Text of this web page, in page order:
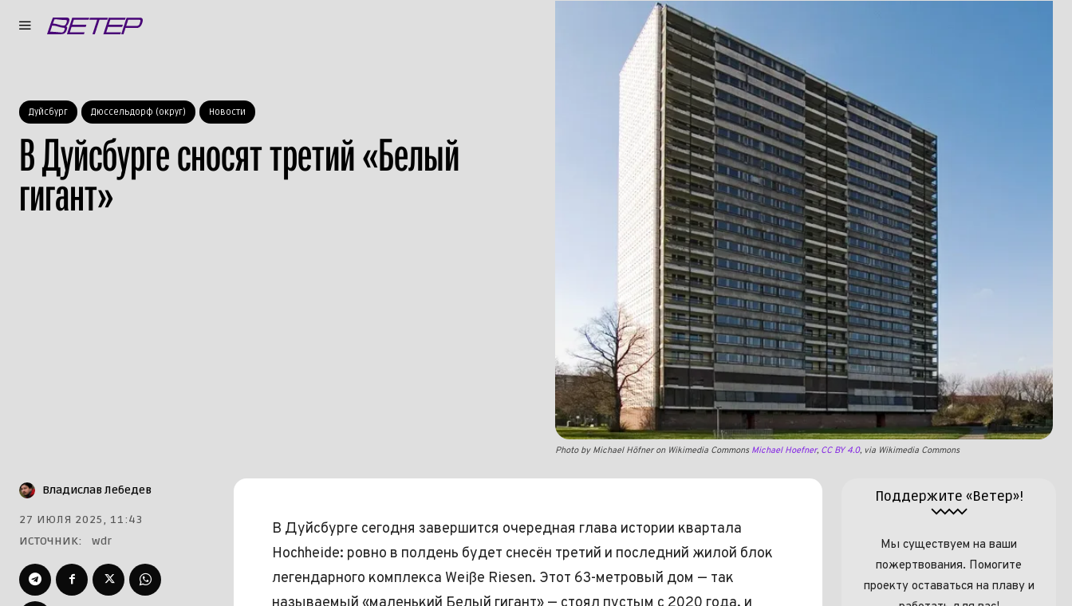
Дуйсбург Дюссельдорф (округ) Новости
В Дуйсбурге сносят третий «Белый
гигант»
Photo by Michael Höfner on Wikimedia Commons Michael Hoefner, CC BY 4.0, via Wikimedia Commons
Владислав Лебедев
27 ИЮЛЯ 2025, 11:43
ИСТОЧНИК:
wdr
В Дуйсбурге сегодня завершится очередная глава истории квартала
Hochheide: ровно в полдень будет снесён третий и последний жилой блок
легендарного комплекса Weiße Riesen. Этот 63-метровый дом — так
Поддержите «Ветер»!
Мы существуем на ваши
пожертвования. Помогите
проекту оставаться на плаву и